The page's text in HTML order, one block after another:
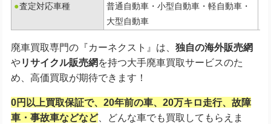
●査定対応車種
普通自動車・小型自動車・軽自動車・
大型自動車
廃車買取専門の『カーネクスト』は、 独自の海外販売網
やリサイクル販売網を持つ大手廃車買取サービスのた
め、高価買取が期待できます！
0円以上買取保証で、20年前の車、20万キロ走行、故障
車・事故車などなど、どんな車でも買取してもらえま